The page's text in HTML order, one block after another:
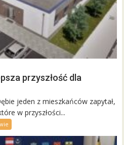
przyszłość dla
jeden z mieszkańców zapytał,
w przyszłości...